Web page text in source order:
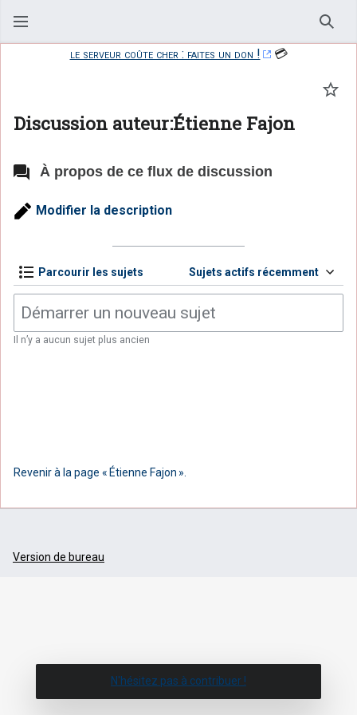
le serveur coûte cher : faites un don !
💳
Discussion auteur:Étienne Fajon
À propos de ce flux de discussion
Modifier la description
Parcourir les sujets Sujets actifs récemment
Il n’y a aucun sujet plus ancien
Revenir à la page « Étienne Fajon ».
Version de bureau
N'hésitez pas à contribuer !